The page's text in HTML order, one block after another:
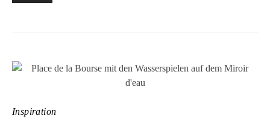
Inspiration